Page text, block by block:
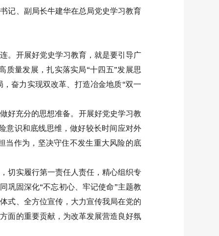
记、副局长牛建华在总局党史学习教育
。开展好党史学习教育，就是要引导广
质量发展，扎实落实局“十四五”发展思
奋力实现双改革、打造冶金地质“双一
好充分的思想准备。开展好党史学习教
意识和底线思维，做好较长时间应对外
当作为，坚决守住不发生重大风险的底
切实履行第一责任人责任，精心组织专
巩固深化“不忘初心、牢记使命”主题教
式、全方位宣传，大力宣传我局在党的
面的重要贡献，为改革发展营造良好氛